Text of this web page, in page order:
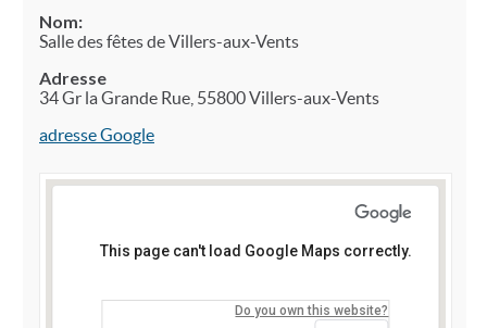
Nom:
Salle des fêtes de Villers-aux-Vents
Adresse
34 Gr la Grande Rue, 55800 Villers-aux-Vents
adresse Google
This page can't load Google Maps correctly.
Do you own this website?